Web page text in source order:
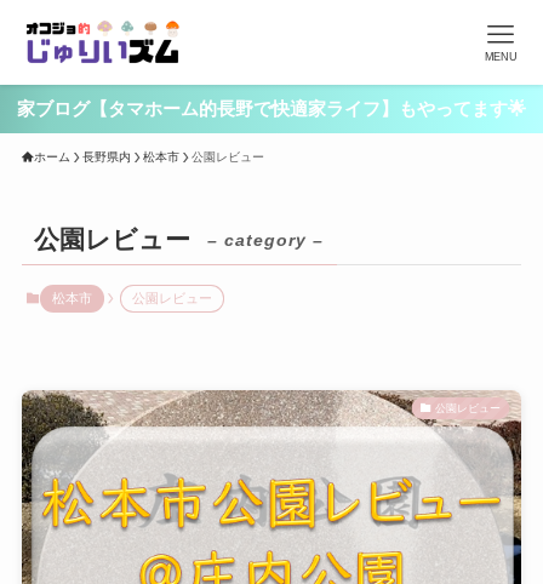
MENU
家ブログ【タマホーム的長野で快適家ライフ】もやってます🌟
ホーム 長野県内 松本市 公園レビュー
公園レビュー – category –
松本市 公園レビュー
公園レビュー